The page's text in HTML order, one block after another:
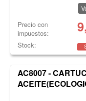
Precio con
impuestos:
Stock:
AC8007 -